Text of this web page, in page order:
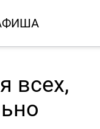
всех,